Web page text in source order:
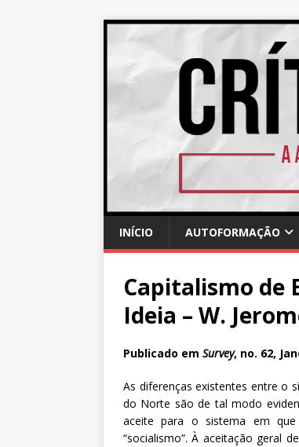
INÍCIO AUTOFORMAÇÃO
Capitalismo de
Ideia – W.
Publicado em Survey, no. 62,
As diferenças existentes entre o
do Norte são de tal modo
aceite para o sistema em
“socialismo”. À aceitação geral